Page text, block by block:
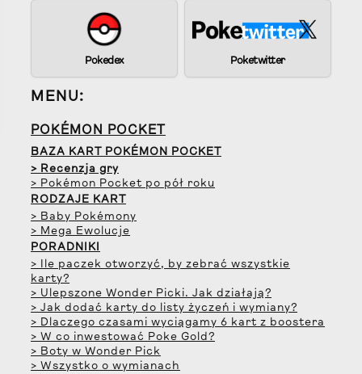
Pokedex Poketwitter
MENU:
POKÉMON POCKET
BAZA KART POKÉMON POCKET
> Recenzja gry
> Pokémon Pocket po pół roku
RODZAJE KART
> Baby Pokémony
> Mega Ewolucje
PORADNIKI
> Ile paczek otworzyć, by zebrać wszystkie
karty?
> Ulepszone Wonder Picki. Jak działają?
> Jak dodać karty do listy życzeń i wymiany?
> Dlaczego czasami wyciągamy 6 kart z boostera
> W co inwestować Poke Gold?
> Boty w Wonder Pick
> Wszystko o wymianach